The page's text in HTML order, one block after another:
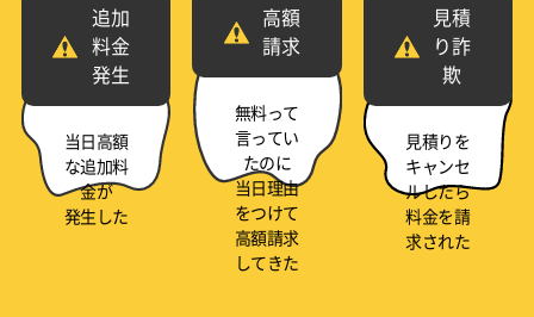
追加
料金
発生
当日高額
な追加料
金が
発生した
高額
請求
無料って
言ってい
たのに
当日理由
をつけて
高額請求
してきた
見積
り詐
欺
見積りを
キャンセ
ルしたら
料金を請
求された